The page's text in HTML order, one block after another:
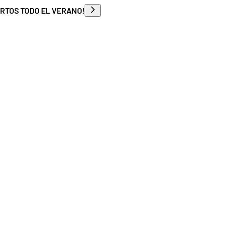
TODO EL VERANO!